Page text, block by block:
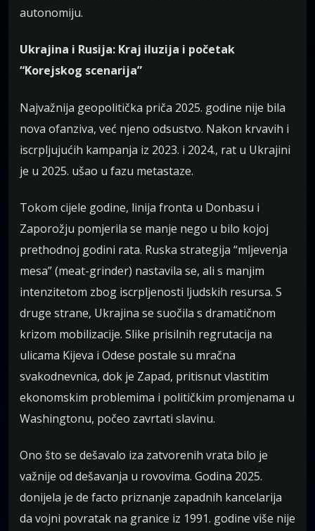
autonomiju.
Ukrajina i Rusija: Kraj iluzija i početak
“Korejskog scenarija”
Najvažnija geopolitička priča 2025. godine nije bila
nova ofanziva, već njeno odsustvo. Nakon krvavih i
iscrpljujućih kampanja iz 2023. i 2024., rat u Ukrajini
je u 2025. ušao u fazu metastaze.
Tokom cijele godine, linija fronta u Donbasu i
Zaporožju pomjerila se manje nego u bilo kojoj
prethodnoj godini rata. Ruska strategija “mljevenja
mesa” (meat-grinder) nastavila se, ali s manjim
intenzitetom zbog iscrpljenosti ljudskih resursa. S
druge strane, Ukrajina se suočila s dramatičnom
krizom mobilizacije. Slike prisilnih regrutacija na
ulicama Kijeva i Odese postale su mračna
svakodnevnica, dok je Zapad, pritisnut vlastitim
ekonomskim problemima i političkim promjenama u
Washingtonu, počeo zavrtati slavinu.
Ono što se dešavalo iza zatvorenih vrata bilo je
važnije od dešavanja u rovovima. Godina 2025.
donijela je de facto priznanje zapadnih kancelarija
da vojni povratak na granice iz 1991. godine više nije